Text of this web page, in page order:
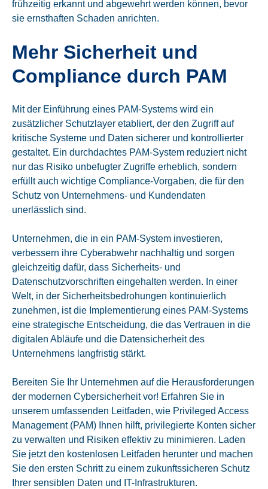
frühzeitig erkannt und abgewehrt werden können, bevor
sie ernsthaften Schaden anrichten.
Mehr Sicherheit und
Compliance durch PAM
Mit der Einführung eines PAM-Systems wird ein
zusätzlicher Schutzlayer etabliert, der den Zugriff auf
kritische Systeme und Daten sicherer und kontrollierter
gestaltet. Ein durchdachtes PAM-System reduziert nicht
nur das Risiko unbefugter Zugriffe erheblich, sondern
erfüllt auch wichtige Compliance-Vorgaben, die für den
Schutz von Unternehmens- und Kundendaten
unerlässlich sind.
Unternehmen, die in ein PAM-System investieren,
verbessern ihre Cyberabwehr nachhaltig und sorgen
gleichzeitig dafür, dass Sicherheits- und
Datenschutzvorschriften eingehalten werden. In einer
Welt, in der Sicherheitsbedrohungen kontinuierlich
zunehmen, ist die Implementierung eines PAM-Systems
eine strategische Entscheidung, die das Vertrauen in die
digitalen Abläufe und die Datensicherheit des
Unternehmens langfristig stärkt.
Bereiten Sie Ihr Unternehmen auf die Herausforderungen
der modernen Cybersicherheit vor! Erfahren Sie in
unserem umfassenden Leitfaden, wie Privileged Access
Management (PAM) Ihnen hilft, privilegierte Konten sicher
zu verwalten und Risiken effektiv zu minimieren. Laden
Sie jetzt den kostenlosen Leitfaden herunter und machen
Sie den ersten Schritt zu einem zukunftssicheren Schutz
Ihrer sensiblen Daten und IT-Infrastrukturen.